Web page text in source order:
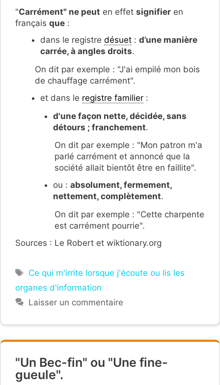
"Carrément" ne peut en effet signifier en
français que :
dans le registre désuet : d’une manière
carrée, à angles droits.
On dit par exemple : "J'ai empilé mon bois
de chauffage carrément".
et dans le registre familier :
d'une façon nette, décidée, sans
détours ; franchement.
On dit par exemple : "Mon patron m'a
parlé carrément et annoncé que la
société allait bientôt être en faillite".
ou : absolument, fermement,
nettement, complètement.
On dit par exemple : "Cette charpente
est carrément pourrie".
Sources : Le Robert et wiktionary.org
Étiquettes
Ce qui m'irrite lorsque j'écoute ou lis les
organes d'information
Laisser un commentaire
"Un Bec-fin" ou "Une fine-
gueule".